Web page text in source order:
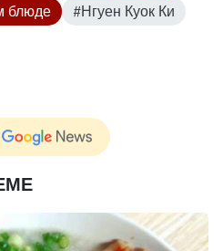
блюде
#Нгуен Куок Ки